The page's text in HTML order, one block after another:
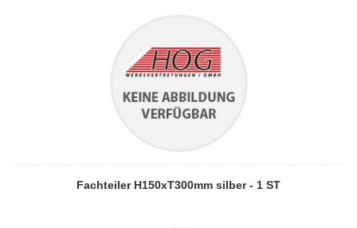
Fachteiler H150xT300mm silber - 1 ST